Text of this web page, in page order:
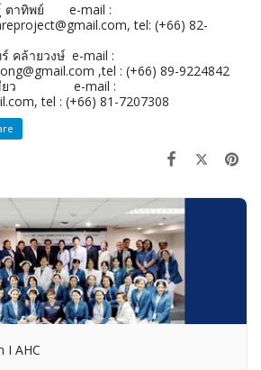
ตาทิพย์ e-mail :
tel: (+66) 82-
คล้ายวงษ์ e-mail :
,tel : (+66) 89-9224842
เขียว e-mail :
tel : (+66) 81-7207308
I AHC